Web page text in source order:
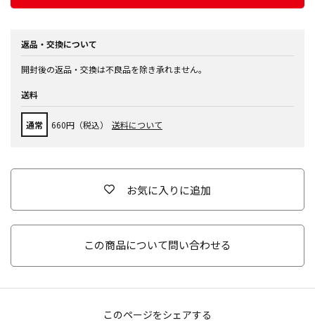
返品・交換について
開封後の返品・交換は不良品を除き承れません。
送料
通常 660円（税込） 送料について
お気に入りに追加
この商品について問い合わせる
このページをシェアする